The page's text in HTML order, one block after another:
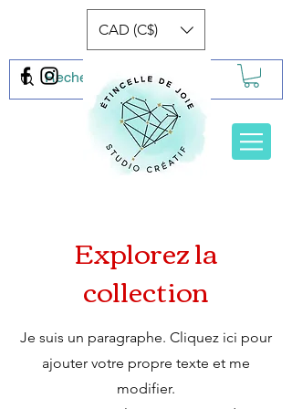
CAD (C$)
Explorez la
collection
Je suis un paragraphe. Cliquez ici pour
ajouter votre propre texte et me
modifier.